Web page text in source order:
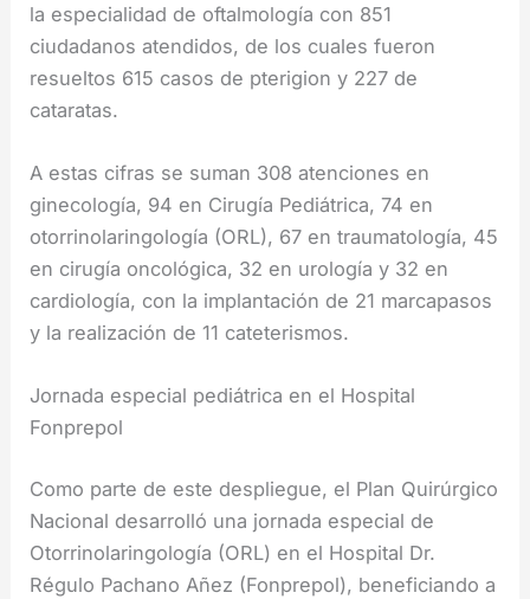
la especialidad de oftalmología con 851
ciudadanos atendidos, de los cuales fueron
resueltos 615 casos de pterigion y 227 de
cataratas.
A estas cifras se suman 308 atenciones en
ginecología, 94 en Cirugía Pediátrica, 74 en
otorrinolaringología (ORL), 67 en traumatología, 45
en cirugía oncológica, 32 en urología y 32 en
cardiología, con la implantación de 21 marcapasos
y la realización de 11 cateterismos.
Jornada especial pediátrica en el Hospital
Fonprepol
Como parte de este despliegue, el Plan Quirúrgico
Nacional desarrolló una jornada especial de
Otorrinolaringología (ORL) en el Hospital Dr.
Régulo Pachano Añez (Fonprepol), beneficiando a